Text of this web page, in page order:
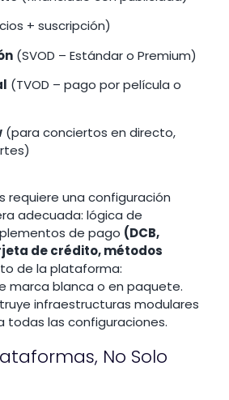
+ suscripción)
(SVOD – Estándar o Premium)
(TVOD – pago por película o
(para conciertos en directo,
requiere una configuración
adecuada: lógica de
de pago (DCB,
de crédito, métodos
de la plataforma:
marca blanca o en paquete.
infraestructuras modulares
todas las configuraciones.
No Solo